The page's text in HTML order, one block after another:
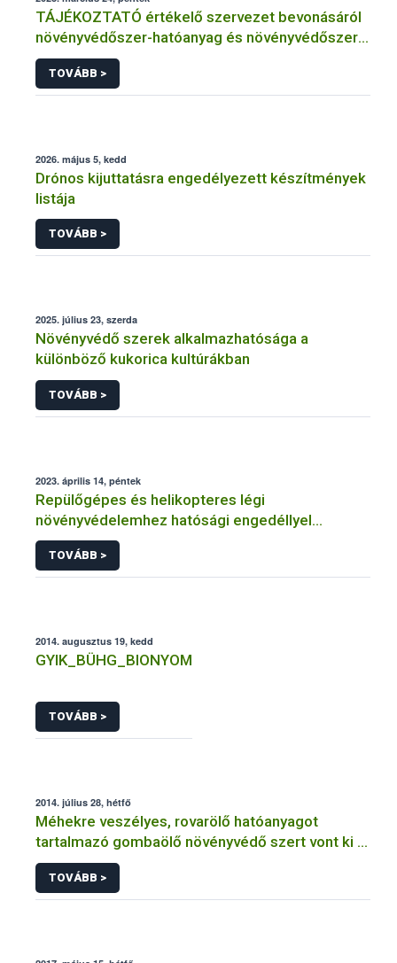
TÁJÉKOZTATÓ értékelő szervezet bevonásáról
növényvédőszer-hatóanyag és növényvédőszer
engedélyezésére, továbbá a meglévő engedély
meghosszabbítására vagy módosítására irányuló
eljárásba
TOVÁBB >
2026. május 5, kedd
Drónos kijuttatásra engedélyezett készítmények
listája
TOVÁBB >
2025. július 23, szerda
Növényvédő szerek alkalmazhatósága a
különböző kukorica kultúrákban
TOVÁBB >
2023. április 14, péntek
Repülőgépes és helikopteres légi
növényvédelemhez hatósági engedéllyel
rendelkező szervezetek
TOVÁBB >
2014. augusztus 19, kedd
GYIK_BÜHG_BIONYOM
TOVÁBB >
2014. július 28, hétfő
Méhekre veszélyes, rovarölő hatóanyagot
tartalmazó gombaölő növényvédő szert vont ki a
forgalomból a NÉBIH
TOVÁBB >